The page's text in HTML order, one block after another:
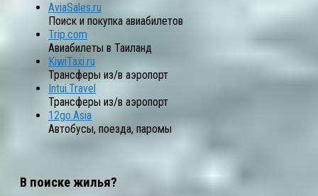
AviaSales.ru
Поиск и покупка авиабилетов
Trip.com
Авиабилеты в Таиланд
KiwiTaxi.ru
Трансферы из/в аэропорт
Intui.Travel
Трансферы из/в аэропорт
12go.Asia
Автобусы, поезда, паромы
В поиске жилья?